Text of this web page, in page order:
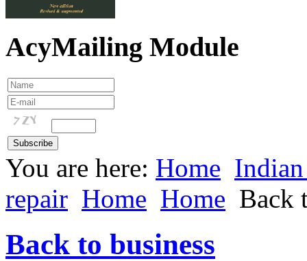
AcyMailing Module
You are here: Home
repair Home Home Back
Back to business